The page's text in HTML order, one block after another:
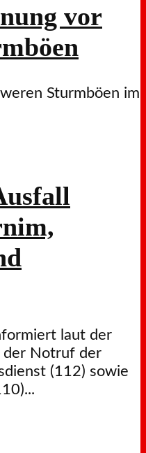
vor
Sturmböen im
laut der
der Notruf der
(112) sowie